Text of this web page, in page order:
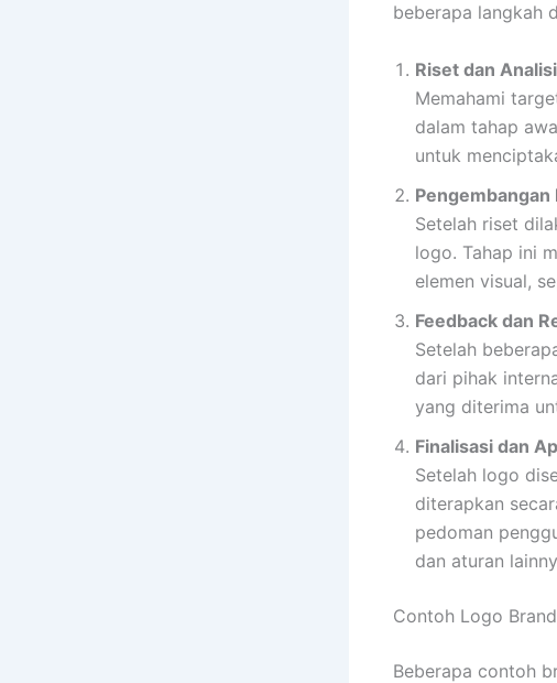
beberapa langkah
Riset dan
Memahami
dalam tahap
untuk
Pengembangan
Setelah riset
logo. Tahap ini
elemen visual,
Feedback dan
Setelah
dari pihak
yang diterima
Finalisasi dan
Setelah logo
diterapkan
pedoman
dan aturan
Contoh Logo
Beberapa contoh